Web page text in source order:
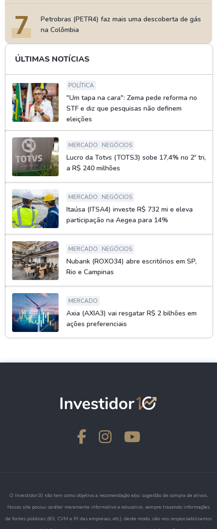
7
Petrobras (PETR4) faz mais uma descoberta de gás
na Colômbia
ÚLTIMAS NOTÍCIAS
POLÍTICA
"Um tapa na cara": Zema pede reforma no
STF e diz que pesquisas não definem
eleições
MERCADO NEGÓCIOS
Lucro da Totvs (TOTS3) sobe 17,4% no 2º tri,
a R$ 240 milhões
MERCADO NEGÓCIOS
Itaúsa (ITSA4) investe R$ 732 mi e eleva
participação na Aegea para 14%
MERCADO NEGÓCIOS
Nubank (ROXO34) abre escritórios em SP,
Rio e Campinas
MERCADO
Axia (AXIA3) vai resgatar R$ 2 bilhões em
ações preferenciais
O Investidor10 não tem como objetivo a recomendação e/ou sugestão de compra de ativos.
Nosso site possui caráter meramente informativo e educativo, sempre trazendo informações
de fontes públicas (B3, CVM e RI das empresas, etc.), deste modo, não nos responsabilizamos